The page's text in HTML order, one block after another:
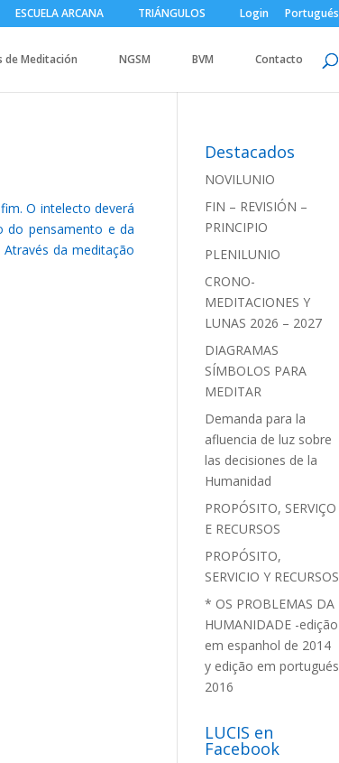
ESCUELA ARCANA TRIÁNGULOS Login Portugués
de Meditación NGSM BVM Contacto
O intelecto deverá
do pensamento e da
da meditação
Destacados
NOVILUNIO
FIN – REVISIÓN –
PRINCIPIO
PLENILUNIO
CRONO-
MEDITACIONES Y
LUNAS 2026 – 2027
DIAGRAMAS
SÍMBOLOS PARA
MEDITAR
Demanda para la
afluencia de luz sobre
las decisiones de la
Humanidad
PROPÓSITO, SERVIÇO
E RECURSOS
PROPÓSITO,
SERVICIO Y RECURSOS
* OS PROBLEMAS DA
HUMANIDADE -edição
em espanhol de 2014
y edição em portugués
2016
LUCIS en
Facebook